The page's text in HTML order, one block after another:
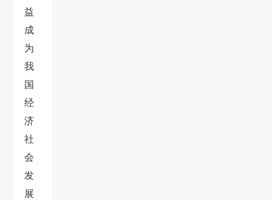
益
成
为
我
国
经
济
社
会
发
展